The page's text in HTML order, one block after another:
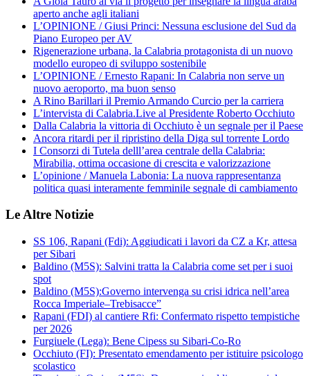
aperto anche agli italiani
L’OPINIONE / Giusi Princi: Nessuna esclusione del Sud da
Piano Europeo per AV
Rigenerazione urbana, la Calabria protagonista di un nuovo
modello europeo di sviluppo sostenibile
L’OPINIONE / Ernesto Rapani: In Calabria non serve un
nuovo aeroporto, ma buon senso
A Rino Barillari il Premio Armando Curcio per la carriera
L’intervista di Calabria.Live al Presidente Roberto Occhiuto
Dalla Calabria la vittoria di Occhiuto è un segnale per il Paese
Ancora ritardi per il ripristino della Diga sul torrente Lordo
I Consorzi di Tutela delll’area centrale della Calabria:
Mirabilia, ottima occasione di crescita e valorizzazione
L’opinione / Manuela Labonia: La nuova rappresentanza
politica quasi interamente femminile segnale di cambiamento
Le Altre Notizie
SS 106, Rapani (Fdi): Aggiudicati i lavori da CZ a Kr, attesa
per Sibari
Baldino (M5S): Salvini tratta la Calabria come set per i suoi
spot
Baldino (M5S):Governo intervenga su crisi idrica nell’area
Rocca Imperiale–Trebisacce”
Rapani (FDI) al cantiere Rfi: Confermato rispetto tempistiche
per 2026
Furgiuele (Lega): Bene Cipess su Sibari-Co-Ro
Occhiuto (FI): Presentato emendamento per istituire psicologo
scolastico